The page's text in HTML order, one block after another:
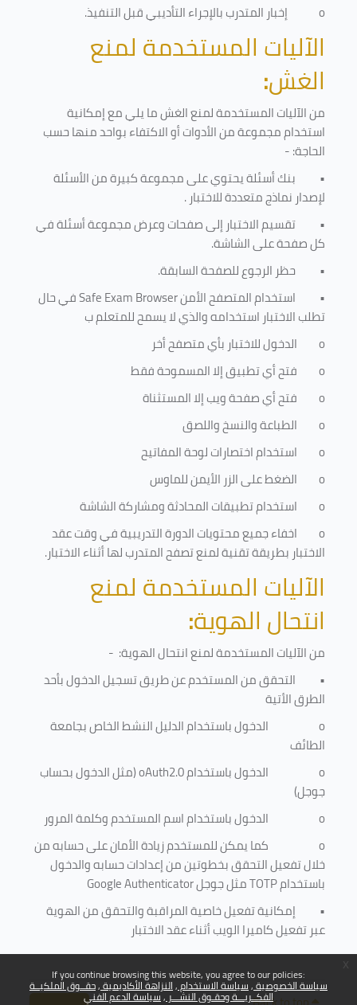
If you continue browsing this website, you agree to our policies:
سياسة الخصوصية سياسة الاستخدام النزاهة الأكاديمية حقــوق الملكيــة
الفكــريـــة وحقـوق النشـــر سياسة الدعم الفني
o
إخبار المتدرب بالإجراء التأديبي قبل التنفيذ.
الآليات المستخدمة لمنع
الغش:
من الآليات المستخدمة لمنع الغش ما يلي مع إمكانية
استخدام مجموعة من الأدوات أو الاكتفاء بواحد منها حسب
الحاجة: -
• بنك أسئلة يحتوي على مجموعة كبيرة من الأسئلة
لإصدار نماذج متعددة للاختبار.
• تقسيم الاختبار إلى صفحات وعرض مجموعة أسئلة في
كل صفحة على الشاشة.
• حظر الرجوع للصفحة السابقة.
• استخدام المتصفح الأمنSafe Exam Browserفي حال
تطلب الاختبار استخدامه والذي لا يسمح للمتعلم ب
o
الدخول للاختبار بأي متصفح أخر
o
فتح أي تطبيق إلا المسموحة فقط
o
فتح أي صفحة ويب إلا المستثناة
o
الطباعة والنسخ واللصق
o
استخدام اختصارات لوحة المفاتيح
o
الضغط على الزر الأيمن للماوس
o
استخدام تطبيقات المحادثة ومشاركة الشاشة
o
اخفاء جميع محتويات الدورة التدريبية في وقت عقد
الاختبار بطريقة تقنية لمنع تصفح المتدرب لها أثناء الاختبار.
الآليات المستخدمة لمنع
انتحال الهوية:
من الآليات المستخدمة لمنعانتحال الهوية: -
• التحقق من المستخدم عن طريق تسجيل الدخول بأحد
الطرق الأتية
o
الدخول باستخدام الدليل النشط الخاص بجامعة
الطائف
o
الدخول باستخدامoAuth2.0(مثل الدخول بحساب
جوجل)
o
الدخول باستخدام اسم المستخدم وكلمة المرور
o
كما يمكن للمستخدم زيادة الأمان على حسابه من
خلال تفعيل التحقق بخطوتين من إعدادات حسابه والدخول
باستخدامTOTPمثل جوجلGoogle Authenticator
• إمكانية تفعيل خاصية المراقبة والتحقق من الهوية
عبر تفعيل كاميرا الويب أثناء عقد الاختبار